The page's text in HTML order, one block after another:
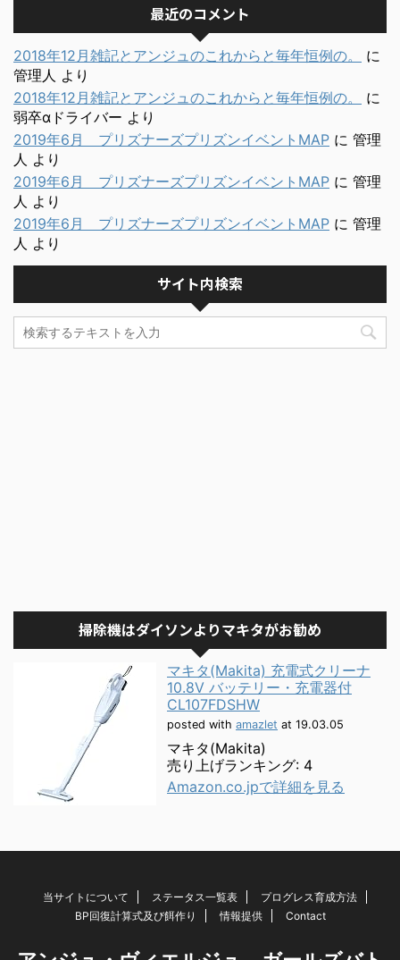
最近のコメント
2018年12月雑記とアンジュのこれからと毎年恒例の。
に
管理人 より
2018年12月雑記とアンジュのこれからと毎年恒例の。
に
弱卒αドライバー より
2019年6月 プリズナーズプリズンイベントMAP に 管理
人 より
2019年6月 プリズナーズプリズンイベントMAP に 管理
人 より
2019年6月 プリズナーズプリズンイベントMAP に 管理
人 より
サイト内検索
掃除機はダイソンよりマキタがお勧め
マキタ(Makita) 充電式クリーナ
10.8V バッテリー・充電器付
CL107FDSHW
posted with amazlet at 19.03.05
マキタ(Makita)
売り上げランキング: 4
Amazon.co.jpで詳細を見る
当サイトについて ステータス一覧表
プログレス育成方法
BP回復計算式及び餌作り
情報提供 Contact